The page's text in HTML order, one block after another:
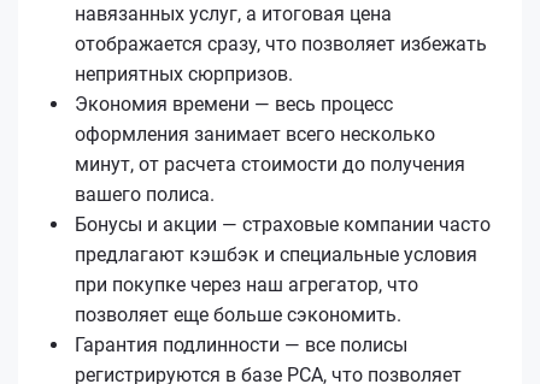
навязанных услуг, а итоговая цена
отображается сразу, что позволяет избежать
неприятных сюрпризов.
Экономия времени — весь процесс
оформления занимает всего несколько
минут, от расчета стоимости до получения
вашего полиса.
Бонусы и акции — страховые компании часто
предлагают кэшбэк и специальные условия
при покупке через наш агрегатор, что
позволяет еще больше сэкономить.
Гарантия подлинности — все полисы
регистрируются в базе РСА, что позволяет